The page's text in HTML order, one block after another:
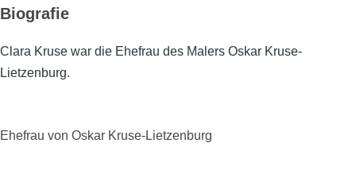
Biografie
Clara Kruse war die Ehefrau des Malers Oskar Kruse-
Lietzenburg.
Ehefrau von Oskar Kruse-Lietzenburg